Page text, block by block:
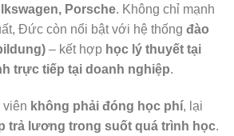
Porsche. Không chỉ mạnh
Đức còn nổi bật với hệ thống đào
– kết hợp học lý thuyết tại
trực tiếp tại doanh nghiệp.
viên không phải đóng học phí, lại
trả lương trong suốt quá trình học.